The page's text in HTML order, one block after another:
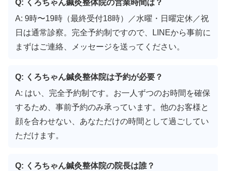
Q: くろちゃん鍼灸整体院の営業時間は？
A: 9時〜19時（最終受付18時）／水曜・日曜定休／祝
日は通常診察。完全予約制ですので、LINEから事前に
まずはご連絡、メッセージを送ってください。
Q: くろちゃん鍼灸整体院は予約が必要？
A: はい、完全予約制です。お一人ずつのお時間を確保
するため、事前予約のみ承っています。他のお客様と
顔を合わせない、あなただけの時間として過ごしてい
ただけます。
Q: くろちゃん鍼灸整体院の院長は誰？